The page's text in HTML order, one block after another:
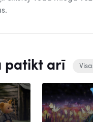
patikt arī